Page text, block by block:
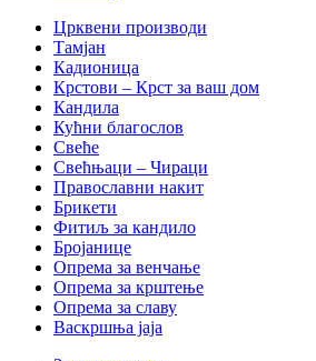
Црквени производи
Тамјан
Кадионица
Крстови – Крст за ваш дом
Кандила
Кућни благослов
Свеће
Свећњаци – Чираци
Православни накит
Брикети
Фитиљ за кандило
Бројанице
Опрема за венчање
Опрема за крштење
Опрема за славу
Васкршња јаја